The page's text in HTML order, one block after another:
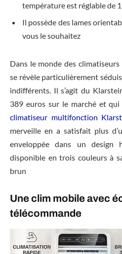
température est réglable de
Il possède des lames
vous le souhaitez
Dans le monde des
se révèle particulièrement
indifférents. Il s’agit du
389 euros sur le marché et qui
climatiseur multifonction
merveille en a satisfait plus
enveloppée dans un
disponible en trois couleurs à
brun
Une clim mobile avec
télécommande